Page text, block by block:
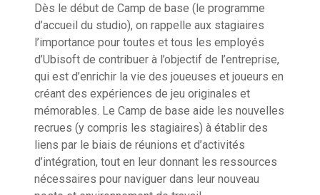
Dès le début de Camp de base (le programme
d’accueil du studio), on rappelle aux stagiaires
l’importance pour toutes et tous les employés
d’Ubisoft de contribuer à l’objectif de l’entreprise,
qui est d’enrichir la vie des joueuses et joueurs en
créant des expériences de jeu originales et
mémorables. Le Camp de base aide les nouvelles
recrues (y compris les stagiaires) à établir des
liens par le biais de réunions et d’activités
d’intégration, tout en leur donnant les ressources
nécessaires pour naviguer dans leur nouveau